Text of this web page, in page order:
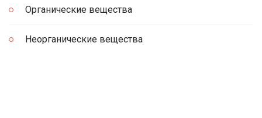
Органические вещества
Неорганические вещества